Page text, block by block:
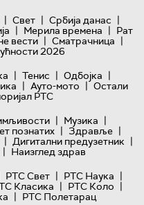
| Свет | Србија данас |
| Мерила времена | Рат
вести | Сматрачница |
2026
| Тенис | Одбојка |
| Ауто-мото | Остали
РТС
| Музика |
познатих | Здравље |
| Дигитални предузетник |
| Наизглед здрав
РТС Свет | РТС Наука |
Класика | РТС Коло |
| РТС Полетарац